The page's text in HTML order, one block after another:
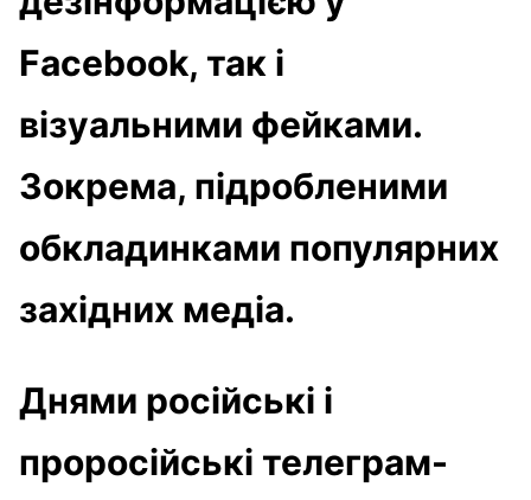
Facebook, так і
візуальними фейками.
Зокрема, підробленими
обкладинками популярних
західних медіа.
Днями російські і
проросійські телеграм-